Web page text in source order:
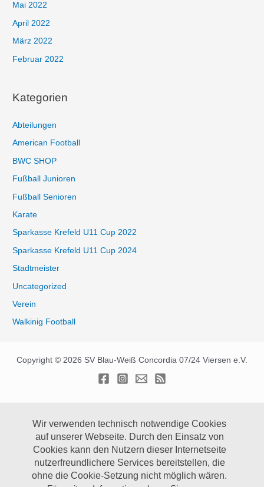
Mai 2022
April 2022
März 2022
Februar 2022
Kategorien
Abteilungen
American Football
BWC SHOP
Fußball Junioren
Fußball Senioren
Karate
Sparkasse Krefeld U11 Cup 2022
Sparkasse Krefeld U11 Cup 2024
Stadtmeister
Uncategorized
Verein
Walkinig Football
Copyright © 2026 SV Blau-Weiß Concordia 07/24 Viersen e.V.
Wir verwenden technisch notwendige Cookies
auf unserer Webseite. Durch den Einsatz von
Cookies kann den Nutzern dieser Internetseite
nutzerfreundlichere Services bereitstellen, die
ohne die Cookie-Setzung nicht möglich wären.